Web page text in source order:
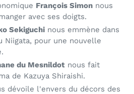
François Simon nous
avec ses doigts.
Sekiguchi nous emmène dans
Niigata, pour une nouvelle
du Mesnildot nous fait
de Kazuya Shiraishi.
dévoile l'envers du décors des